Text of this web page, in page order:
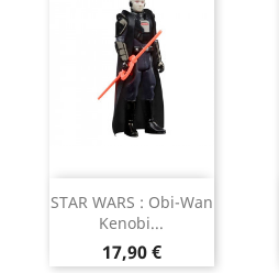
STAR WARS : Obi-Wan
Kenobi...
Prix
17,90 €